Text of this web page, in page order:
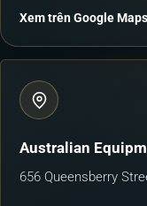
Xem trên Google Maps
Australian
656 Queensberry